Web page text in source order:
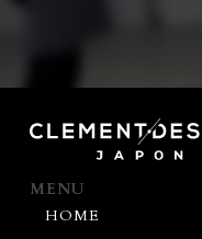
MENU
HOME